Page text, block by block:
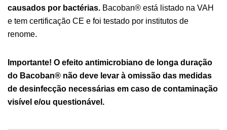
causados por bactérias. Bacoban® está listado na VAH
e tem certificação CE e foi testado por institutos de
renome.
Importante! O efeito antimicrobiano de longa duração
do Bacoban® não deve levar à omissão das medidas
de desinfecção necessárias em caso de contaminação
visível e/ou questionável.